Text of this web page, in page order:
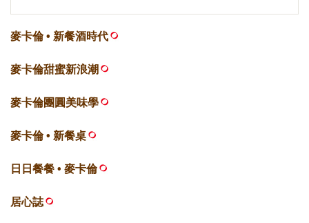
麥卡倫 • 新餐酒時代
麥卡倫甜蜜新浪潮
麥卡倫團圓美味學
麥卡倫 • 新餐桌
日日餐餐 • 麥卡倫
居心誌